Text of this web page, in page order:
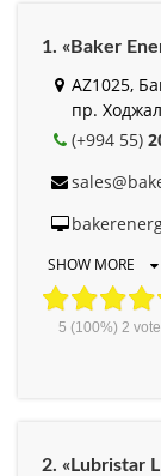
1. «Baker
AZ1025,
пр.
(+994 55)
SHOW MORE
5 (100%) 2
2. «Lubristar